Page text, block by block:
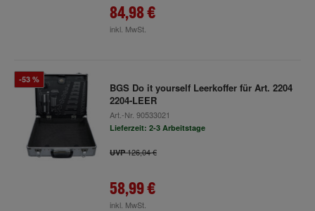
84,98 €
inkl. MwSt.
-53 %
BGS Do it yourself Leerkoffer für Art. 2204
2204-LEER
Art.-Nr. 90533021
Lieferzeit: 2-3 Arbeitstage
UVP126,04 €
58,99 €
inkl. MwSt.